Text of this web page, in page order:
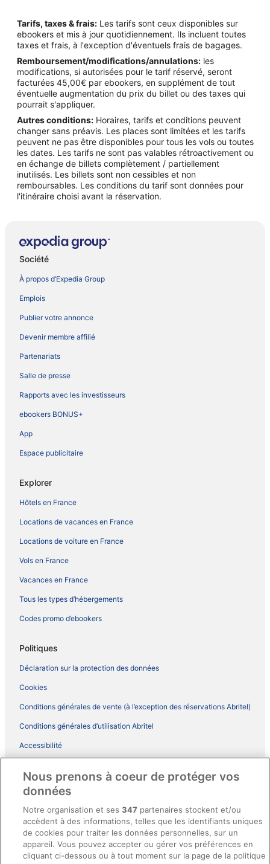
Tarifs, taxes & frais: Les tarifs sont ceux disponibles sur
ebookers et mis à jour quotidiennement. Ils incluent toutes
taxes et frais, à l'exception d'éventuels frais de bagages.
Remboursement/modifications/annulations: les
modifications, si autorisées pour le tarif réservé, seront
facturées 45,00€ par ebookers, en supplément de tout
éventuelle augmentation du prix du billet ou des taxes qui
pourrait s'appliquer.
Autres conditions: Horaires, tarifs et conditions peuvent
changer sans préavis. Les places sont limitées et les tarifs
peuvent ne pas être disponibles pour tous les vols ou toutes
les dates. Les tarifs ne sont pas valables rétroactivement ou
en échange de billets complètement / partiellement
inutilisés. Les billets sont non cessibles et non
remboursables. Les conditions du tarif sont données pour
l'itinéraire choisi avant la réservation.
Société
À propos d’Expedia Group
Emplois
Publier votre annonce
Devenir membre affilié
Partenariats
Salle de presse
Rapports avec les investisseurs
ebookers BONUS+
App
Espace publicitaire
Explorer
Hôtels en France
Locations de vacances en France
Locations de voiture en France
Vols en France
Vacances en France
Tous les types d’hébergements
Codes promo d’ebookers
Politiques
Déclaration sur la protection des données
Cookies
Conditions générales de vente (à l’exception des réservations Abritel)
Conditions générales d’utilisation Abritel
Accessibilité
Conditions générales du programme BONUS+ d’ebookers
Directives de contenu et signalement de contenus
Aide
Nous prenons à coeur de protéger vos
données
Notre organisation et ses347 partenaires stockent et/ou
accèdent à des informations, telles que les identifiants uniques
de cookies pour traiter les données personnelles, sur un
appareil. Vous pouvez accepter ou gérer vos préférences en
cliquant ci-dessous ou à tout moment sur la page de la politique